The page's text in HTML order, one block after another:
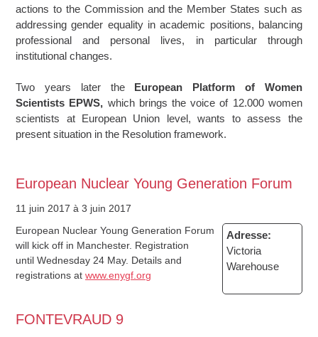
actions to the Commission and the Member States such as
addressing gender equality in academic positions, balancing
profes­sional and personal lives, in particular through
institutional changes.
Two years later the European Platform of Women
Scientists EPWS, which brings the voice of 12.000 women
scientists at European Union level, wants to assess the
present situ­ation in the Resolution framework.
European Nuclear Young Generation Forum
11 juin 2017 à 3 juin 2017
Adresse:
Victoria
Warehouse
European Nuclear Young Generation Forum
will kick off in Manchester. Registration
until Wednesday 24 May. Details and
registrations atwww.enygf.org
FONTEVRAUD 9